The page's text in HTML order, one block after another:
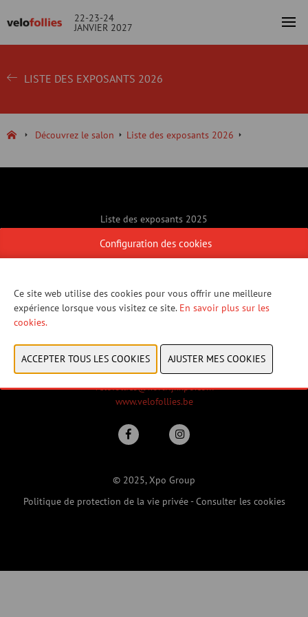
22-23-24
JANVIER 2027
LISTE DES EXPOSANTS 2026
Découvrez le salon Liste des exposants 2026
Liste des exposants 2025
Contact
Infos pratiques
22 janvier 2027
24 janvier 2027
+32 (0)56 24 11 11
velofollies@kortrijkxpo.com
www.velofollies.be
© 2025, Xpo Group
Politique de protection de la vie privée-Consulter les cookies
Configuration des cookies
Ce site web utilise des cookies pour vous offrir une meilleure
expérience lorsque vous visitez ce site. En savoir plus sur les
cookies.